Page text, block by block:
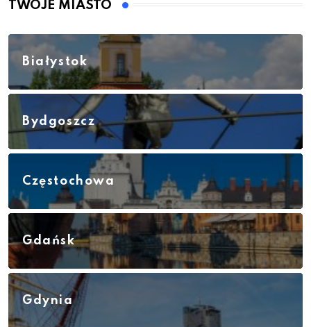
TWOJE MIASTO
Białystok
Bydgoszcz
Częstochowa
Gdańsk
Gdynia